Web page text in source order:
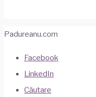
Padureanu.com
Facebook
LinkedIn
Căutare